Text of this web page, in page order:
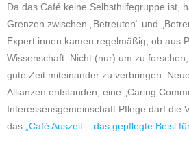
Da das Café keine Selbsthilfegruppe ist,
Grenzen zwischen „Betreuten“ und
Expert:innen kamen regelmäßig, ob aus
Wissenschaft. Nicht (nur) um zu
gute Zeit miteinander zu verbringen.
Allianzen entstanden, eine „Caring
Interessensgemeinschaft Pflege darf die
das „Café Auszeit – das gepflegte Beisl